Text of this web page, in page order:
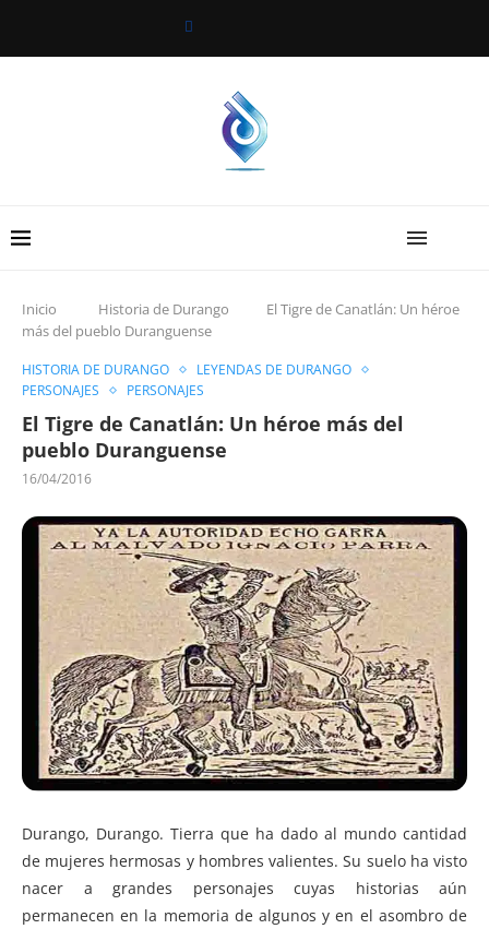
Inicio Historia de Durango
El Tigre de Canatlán: Un héroe
más del pueblo Duranguense
HISTORIA DE DURANGO
LEYENDAS DE DURANGO
PERSONAJES
PERSONAJES
El Tigre de Canatlán: Un héroe más del
pueblo Duranguense
16/04/2016
Durango, Durango. Tierra que ha dado al mundo cantidad
de mujeres hermosas y hombres valientes. Su suelo ha visto
nacer a grandes personajes cuyas historias aún
permanecen en la memoria de algunos y en el asombro de